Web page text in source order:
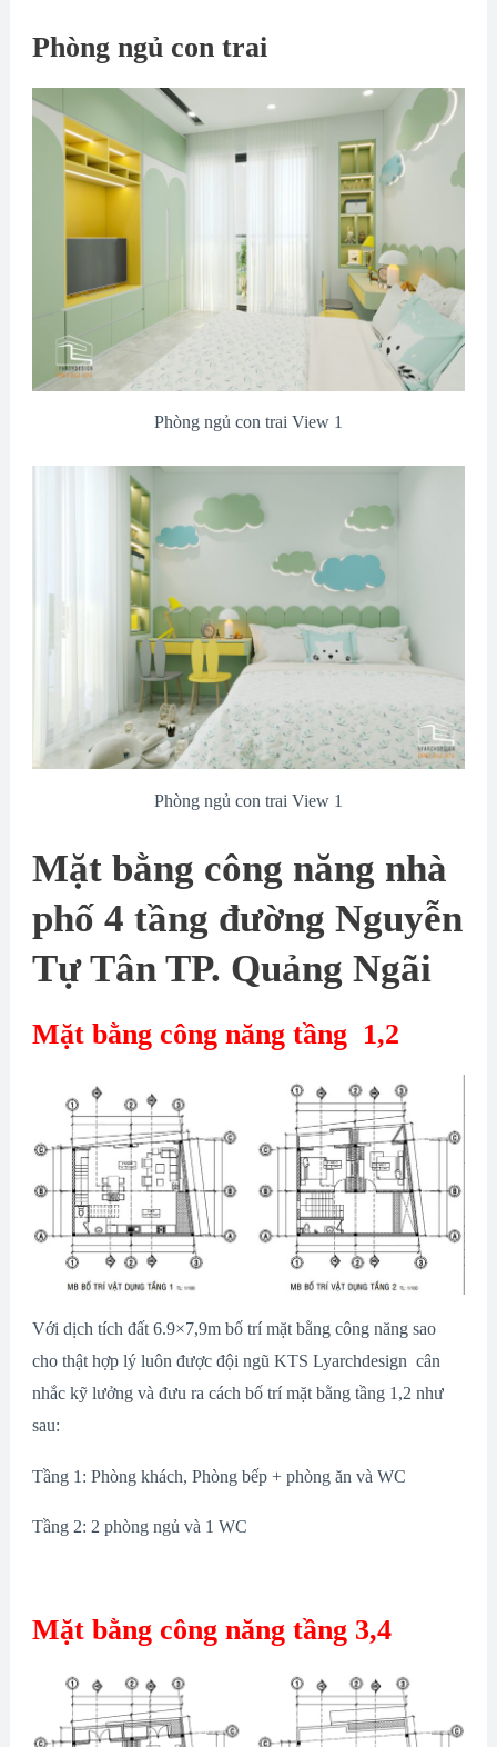
Phòng ngủ con trai
Phòng ngủ con trai View 1
Phòng ngủ con trai View 1
Mặt bằng công năng nhà
phố 4 tầng đường Nguyễn
Tự Tân TP. Quảng Ngãi
Mặt bằng công năng tầng 1,2
Với dịch tích đất 6.9×7,9m bố trí mặt bằng công năng sao
cho thật hợp lý luôn được đội ngũ KTS Lyarchdesign cân
nhắc kỹ lưởng và đưu ra cách bố trí mặt bằng tầng 1,2 như
sau:
Tầng 1: Phòng khách, Phòng bếp + phòng ăn và WC
Tầng 2: 2 phòng ngủ và 1 WC
Mặt bằng công năng tầng 3,4